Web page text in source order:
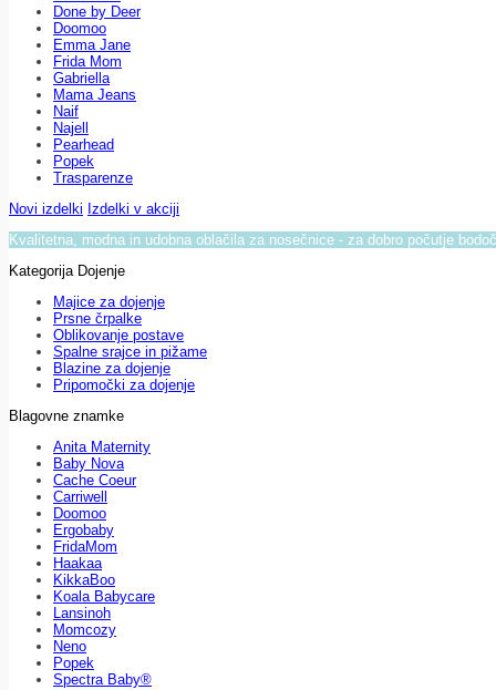
Done by Deer
Doomoo
Emma Jane
Frida Mom
Gabriella
Mama Jeans
Naif
Najell
Pearhead
Popek
Trasparenze
Novi izdelki Izdelki v akciji
Kvalitetna, modna in udobna oblačila za nosečnice - za dobro počutje
Kategorija Dojenje
Majice za dojenje
Prsne črpalke
Oblikovanje postave
Spalne srajce in pižame
Blazine za dojenje
Pripomočki za dojenje
Blagovne znamke
Anita Maternity
Baby Nova
Cache Coeur
Carriwell
Doomoo
Ergobaby
FridaMom
Haakaa
KikkaBoo
Koala Babycare
Lansinoh
Momcozy
Neno
Popek
Spectra Baby®